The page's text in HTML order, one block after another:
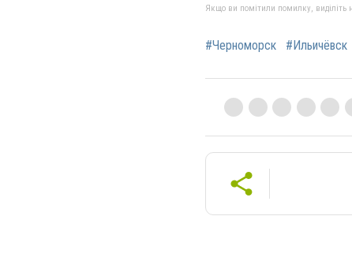
Якщо ви помітили помилку, виділіть
#Черноморск #Ильичёвск